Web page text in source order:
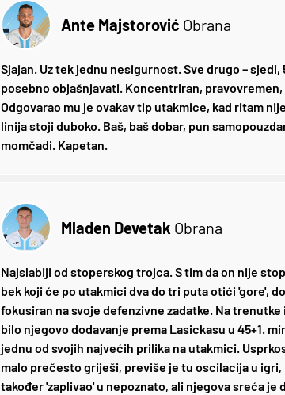
Ante Majstorović Obrana
Sjajan. Uz tek jednu nesigurnost. Sve drugo –
posebno objašnjavati. Koncentriran,
Odgovarao mu je ovakav tip utakmice, kad ritam
linija stoji duboko. Baš, baš dobar, pun
momčadi. Kapetan.
Mladen Devetak Obrana
Najslabiji od stoperskog trojca. S tim da on nije
bek koji će po utakmici dva do tri puta otići 'gore',
fokusiran na svoje defenzivne zadatke. Na
bilo njegovo dodavanje prema Lasickasu u 45+1.
jednu od svojih najvećih prilika na utakmici.
malo prečesto griješi, previše je tu oscilacija u igri,
također 'zaplivao' u nepoznato, ali njegova sreća je